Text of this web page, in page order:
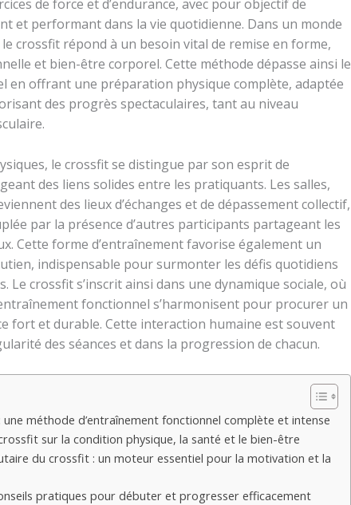
de force et d’endurance, avec pour objectif de
et performant dans la vie quotidienne. Dans un monde
crossfit répond à un besoin vital de remise en forme,
et bien-être corporel. Cette méthode dépasse ainsi le
en offrant une préparation physique complète, adaptée
des progrès spectaculaires, tant au niveau
le crossfit se distingue par son esprit de
des liens solides entre les pratiquants. Les salles,
des lieux d’échanges et de dépassement collectif,
par la présence d’autres participants partageant les
Cette forme d’entraînement favorise également un
indispensable pour surmonter les défis quotidiens
Le crossfit s’inscrit ainsi dans une dynamique sociale, où
fonctionnel s’harmonisent pour procurer un
fort et durable. Cette interaction humaine est souvent
des séances et dans la progression de chacun.
méthode d’entraînement fonctionnel complète et intense
sur la condition physique, la santé et le bien-être
du crossfit : un moteur essentiel pour la motivation et la
pratiques pour débuter et progresser efficacement